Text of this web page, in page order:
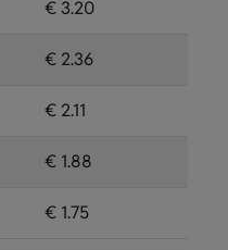
€ 3.20
€ 2.36
€ 2.11
€ 1.88
€ 1.75